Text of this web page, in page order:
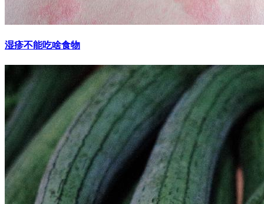
湿疹不能吃啥食物